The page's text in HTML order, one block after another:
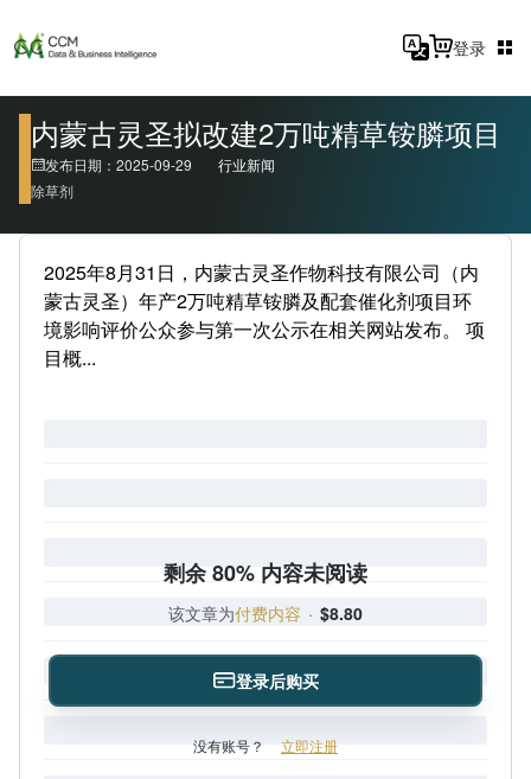
登录
内蒙古灵圣拟改建2万吨精草铵膦项目
发布日期：2025-09-29
行业新闻
除草剂
2025年8月31日，内蒙古灵圣作物科技有限公司（内
蒙古灵圣）年产2万吨精草铵膦及配套催化剂项目环
境影响评价公众参与第一次公示在相关网站发布。 项
目概...
剩余 80% 内容未阅读
该文章为付费内容 · $8.80
登录后购买
没有账号？ 立即注册